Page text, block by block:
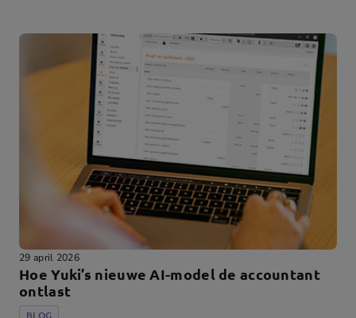
29 april 2026
Hoe Yuki’s nieuwe AI-model de accountant
ontlast
BLOG